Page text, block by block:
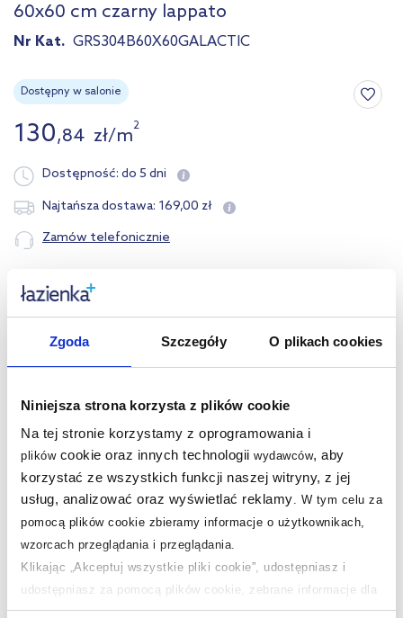
Zgoda Szczegóły O plikach cookies
Niniejsza strona korzysta z plików cookie
Na tej stronie korzystamy z oprogramowania i
plikówcookie oraz innych technologii wydawców, aby
korzystać ze wszystkich funkcji naszej witryny, z jej
usług, analizować oraz wyświetlać reklamy. W tym celu za
pomocą plików cookie zbieramy informacje o użytkownikach,
wzorcach przeglądania i przeglądania.
Klikając „Akceptuj wszystkie pliki cookie”, udostępniasz i
udostępniasz za pomocą plików cookie, zebrane informacje dla
użytkowników zewnętrznych, a także nasi partnerzy reklamowi.
60x60 cm czarny lappato
Nr Kat. GRS304B60X60GALACTIC
Dostępny w salonie
130,84 zł/m2
Dostępność: do 5 dni
Najtańsza dostawa: 169,00 zł
Zamów telefonicznie
Opis produktu
Dane techniczne
Pytania i odpowiedzi
Nasze nagrody
Sklep z wyposażeniem łazienek